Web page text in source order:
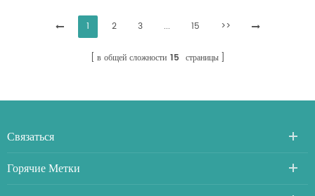
1 2 3 ... 15 >>
в общей сложности 15 страницы
Связаться
Горячие Метки